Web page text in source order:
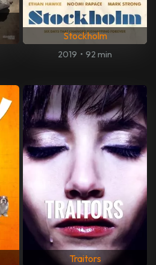
Stockholm
2019 • 92 min
Traitors